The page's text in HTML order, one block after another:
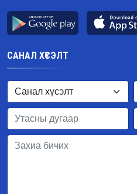
САНАЛ ХҮСЭЛТ